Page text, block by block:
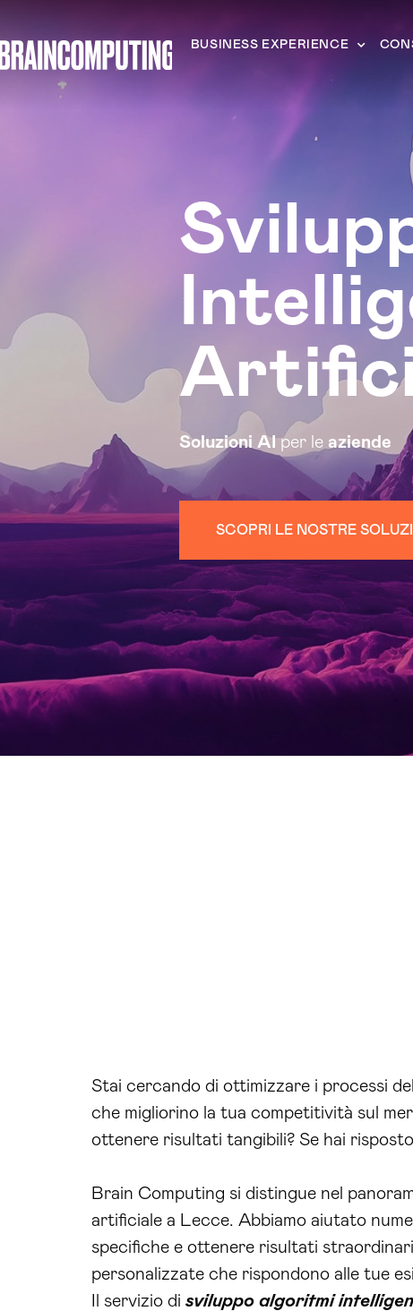
BUSINESS EXPERIENCE
Soluzioni AIper le aziende
SCOPRI LE NOSTRE
Stai cercando di ottimizzare i processi
che migliorino la tua competitività sul
ottenere risultati tangibili? Se hai
Brain Computing si distingue nel
artificiale a Lecce. Abbiamo aiutato
specifiche e ottenere risultati
personalizzate che rispondono alle tue
Il servizio di sviluppo algoritmi